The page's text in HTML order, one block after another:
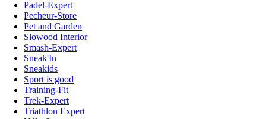
Padel-Expert
Pecheur-Store
Pet and Garden
Slowood Interior
Smash-Expert
Sneak'In
Sneakids
Sport is good
Training-Fit
Trek-Expert
Triathlon Expert